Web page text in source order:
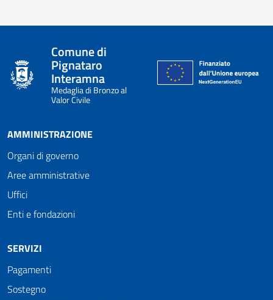
Comune di
Pignataro
Interamna
Medaglia di Bronzo al
Valor Civile
AMMINISTRAZIONE
Organi di governo
Aree amministrative
Uffici
Enti e fondazioni
SERVIZI
Pagamenti
Sostegno